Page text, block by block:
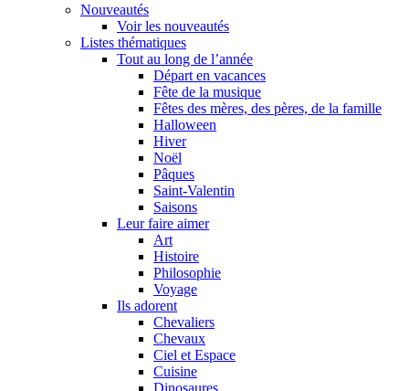
Nouveautés
Voir les nouveautés
Listes thématiques
Tout au long de l’année
Départ en vacances
Fête de la musique
Fêtes des mères, des pères, de la famille
Halloween
Hiver
Noël
Pâques
Saint-Valentin
Saisons
Leur faire aimer
Art
Histoire
Philosophie
Voyage
Ils adorent
Chevaliers
Chevaux
Ciel et Espace
Cuisine
Dinosaures